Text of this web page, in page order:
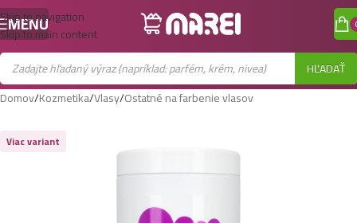
Skip to navigation
Skip to main content
MENU
HĽADAŤ
Domov/Kozmetika/Vlasy/Ostatné na farbenie vlasov
Viac variant